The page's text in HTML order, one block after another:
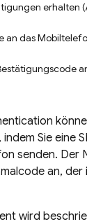
erhalten
an das
Sie eine
senden. Der
an, der
wird